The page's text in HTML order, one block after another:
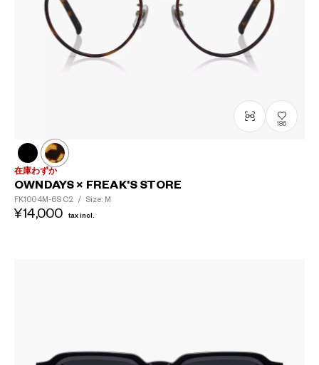
186
在庫わずか
OWNDAYS × FREAK'S STORE
FK1004M-6S C2 / Size: M
¥14,000 tax incl.